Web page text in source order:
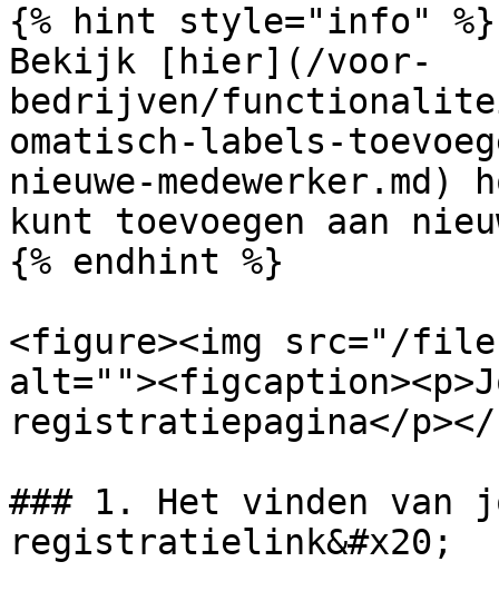
{% hint style="info" %}
Bekijk [hier](/voor-
bedrijven/
omatisch-labels-
nieuwe-
kunt toevoegen aan
{% endhint %}
<figure><img src="/files/
registratiepagina</
### 1. Het vinden van
registratielink&#x20;